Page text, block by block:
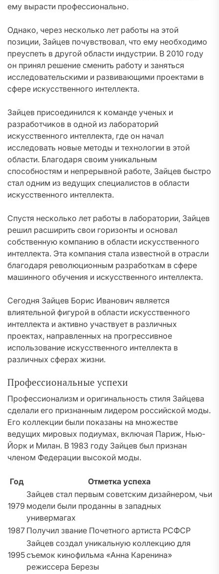
ему вырасти профессионально.
Однако, через несколько лет работы на этой
позиции, Зайцев почувствовал, что ему необходимо
преуспеть в другой области индустрии. В 2010 году
он принял решение сменить работу и заняться
исследовательскими и развивающими проектами в
сфере искусственного интеллекта.
Зайцев присоединился к команде ученых и
разработчиков в одной из лабораторий
искусственного интеллекта, где он начал
исследовать новые методы и технологии в этой
области. Благодаря своим уникальным
способностям и непрерывной работе, Зайцев быстро
стал одним из ведущих специалистов в области
искусственного интеллекта.
Спустя несколько лет работы в лаборатории, Зайцев
решил расширить свои горизонты и основал
собственную компанию в области искусственного
интеллекта. Эта компания стала известной в отрасли
благодаря революционным разработкам в сфере
машинного обучения и искусственного интеллекта.
Сегодня Зайцев Борис Иванович является
влиятельной фигурой в области искусственного
интеллекта и активно участвует в различных
проектах, направленных на прогрессивное
использование искусственного интеллекта в
различных сферах жизни.
Профессиональные успехи
Профессионализм и оригинальность стиля Зайцева
сделали его признанным лидером российской моды.
Его коллекции были показаны на множестве
ведущих мировых подиумах, включая Париж, Нью-
Йорк и Милан. В 1983 году Зайцев был признан
членом Федерации высокой моды.
Год Отметка успеха
1979
Зайцев стал первым советским дизайнером, чьи
модели были проданны в западных
универмагах
1987 Получил звание Почетного артиста РСФСР
1995
Зайцев создал уникальную коллекцию для
съемок кинофильма «Анна Каренина»
режиссера Березы